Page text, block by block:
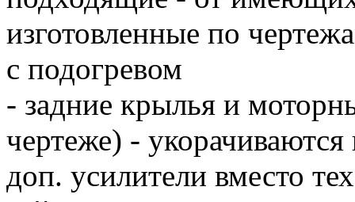
изготовленные по
с подогревом
- задние крылья и
чертеже) -
доп. усилители вместо